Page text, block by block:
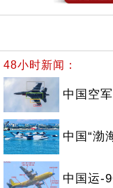
48小时新闻：
中国空
中国“渤
中国运-